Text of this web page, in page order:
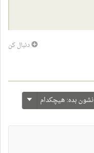
دنبال کن
نشون بده: هیچکدام